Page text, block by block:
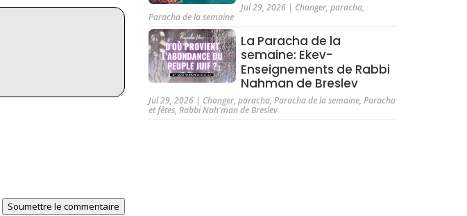
Soumettre le commentaire
Jul 29, 2026| Changer, paracha,
Paracha de la semaine
La Paracha de la
semaine: Ekev-
Enseignements de Rabbi
Nahman de Breslev
Jul 29, 2026 | Changer,paracha,Paracha de la semaine,Paracha
et fêtes,Rabbi Nah'man de Breslev